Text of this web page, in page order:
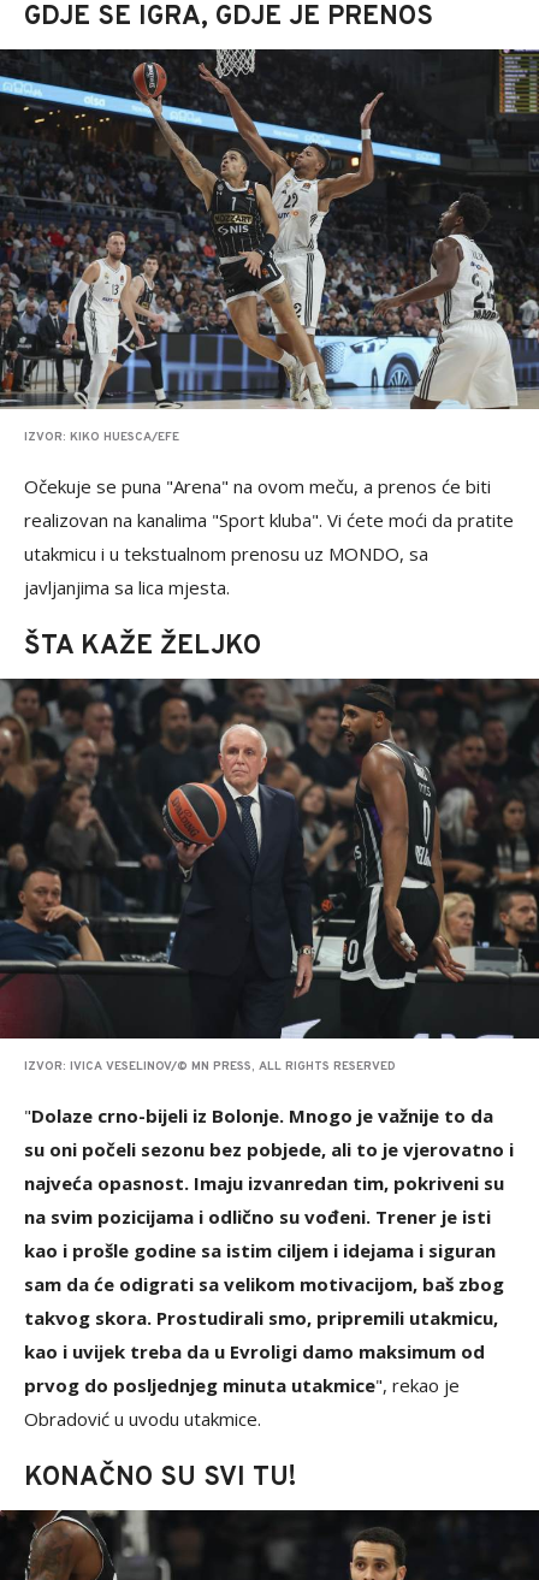
GDJE SE IGRA, GDJE JE PRENOS
IZVOR: KIKO HUESCA/EFE
Očekuje se puna "Arena" na ovom meču, a prenos će biti
realizovan na kanalima "Sport kluba". Vi ćete moći da pratite
utakmicu i u tekstualnom prenosu uz MONDO, sa
javljanjima sa lica mjesta.
ŠTA KAŽE ŽELJKO
IZVOR: IVICA VESELINOV/© MN PRESS, ALL RIGHTS RESERVED
"Dolaze crno-bijeli iz Bolonje. Mnogo je važnije to da
su oni počeli sezonu bez pobjede, ali to je vjerovatno i
najveća opasnost. Imaju izvanredan tim, pokriveni su
na svim pozicijama i odlično su vođeni. Trener je isti
kao i prošle godine sa istim ciljem i idejama i siguran
sam da će odigrati sa velikom motivacijom, baš zbog
takvog skora. Prostudirali smo, pripremili utakmicu,
kao i uvijek treba da u Evroligi damo maksimum od
prvog do posljednjeg minuta utakmice", rekao je
Obradović u uvodu utakmice.
KONAČNO SU SVI TU!